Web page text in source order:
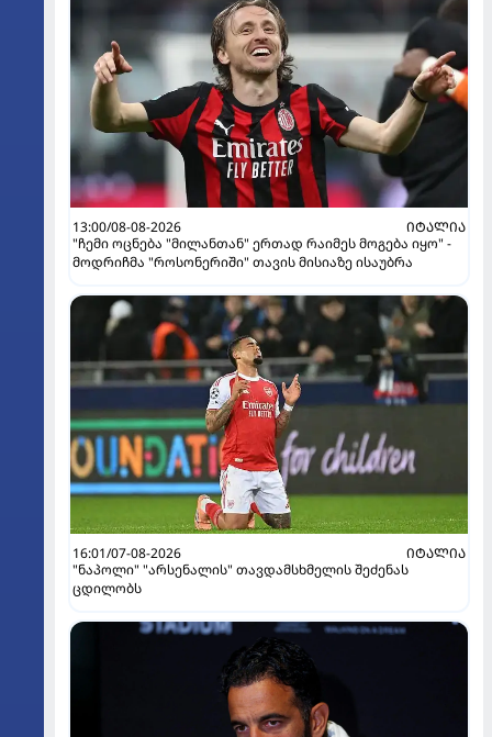
13:00/08-08-2026
ᲘᲢᲐᲚᲘᲐ
"ჩემი ოცნება "მილანთან" ერთად რაიმეს მოგება იყო" -
მოდრიჩმა "როსონერიში" თავის მისიაზე ისაუბრა
16:01/07-08-2026
ᲘᲢᲐᲚᲘᲐ
"ნაპოლი" "არსენალის" თავდამსხმელის შეძენას
ცდილობს